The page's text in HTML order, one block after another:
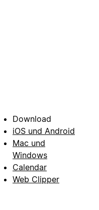
Download
iOS und Android
Mac und
Windows
Calendar
Web Clipper